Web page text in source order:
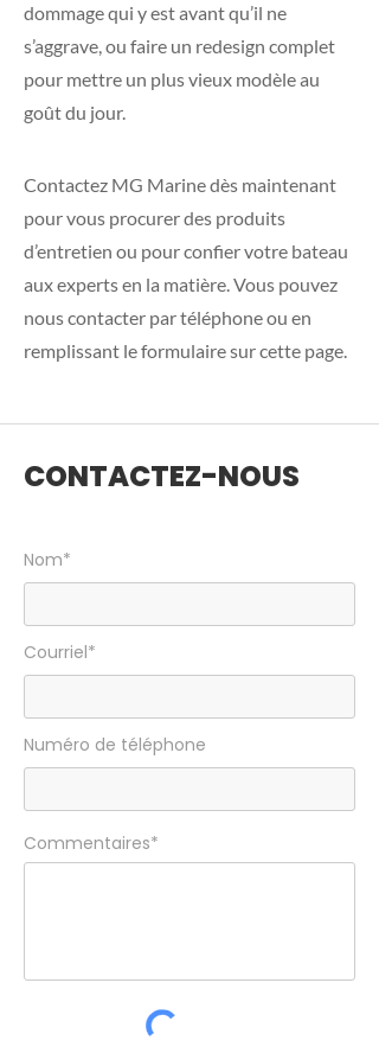
dommage qui y est avant qu’il ne
s’aggrave, ou faire un redesign complet
pour mettre un plus vieux modèle au
goût du jour.
Contactez MG Marine dès maintenant
pour vous procurer des produits
d’entretien ou pour confier votre bateau
aux experts en la matière. Vous pouvez
nous contacter par téléphone ou en
remplissant le formulaire sur cette page.
CONTACTEZ-NOUS
Nom*
Courriel*
Numéro de téléphone
Commentaires*